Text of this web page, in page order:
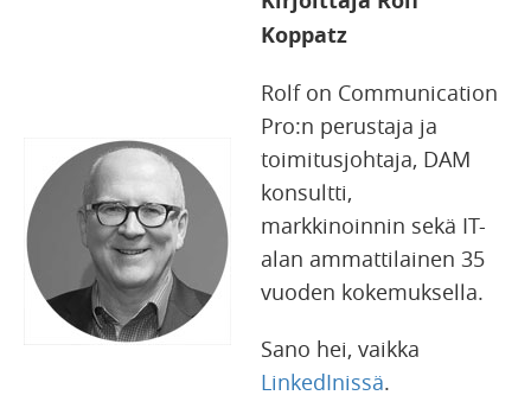
Koppatz
Rolf on Communication
Pro:n perustaja ja
toimitusjohtaja, DAM
konsultti,
markkinoinnin sekä IT-
alan ammattilainen 35
vuoden kokemuksella.
Sano hei, vaikka
LinkedInissä.